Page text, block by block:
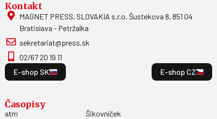
Kontakt
MAGNET PRESS, SLOVAKIA s.r.o. Šustekova 8, 851 04
Bratislava - Petržalka
sekretariat@press.sk
02/67 20 19 11
E-shop SK
E-shop CZ
Časopisy
atm
Šikovníček